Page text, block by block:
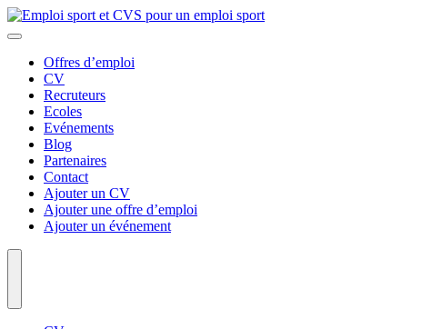
Offres d’emploi
CV
Recruteurs
Ecoles
Evénements
Blog
Partenaires
Contact
Ajouter un CV
Ajouter une offre d’emploi
Ajouter un événement